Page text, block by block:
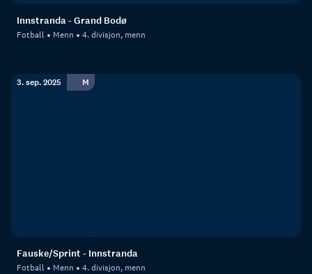
Innstranda - Grand Bodø
Fotball Menn 4. divisjon, menn
3. sep. 2025 M
Fauske/Sprint - Innstranda
Fotball Menn 4. divisjon, menn